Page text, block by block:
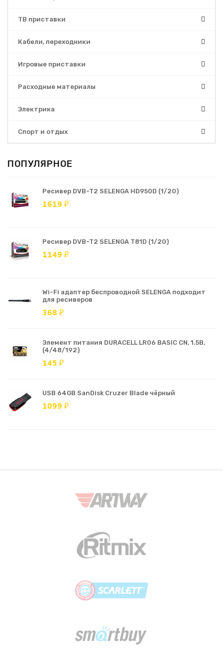
ТВ приставки
Кабели, переходники
Игровые приставки
Расходные материалы
Электрика
Спорт и отдых
ПОПУЛЯРНОЕ
Ресивер DVB-T2 SELENGA HD950D (1/20)
1619 ₽
Ресивер DVB-T2 SELENGA T81D (1/20)
1149 ₽
Wi-Fi адаптер беспроводной SELENGA подходит
для ресиверов
368 ₽
Элемент питания DURACELL LR06 BASIC CN, 1.5В,
(4/48/192)
145 ₽
USB 64GB SanDisk Cruzer Blade чёрный
1099 ₽